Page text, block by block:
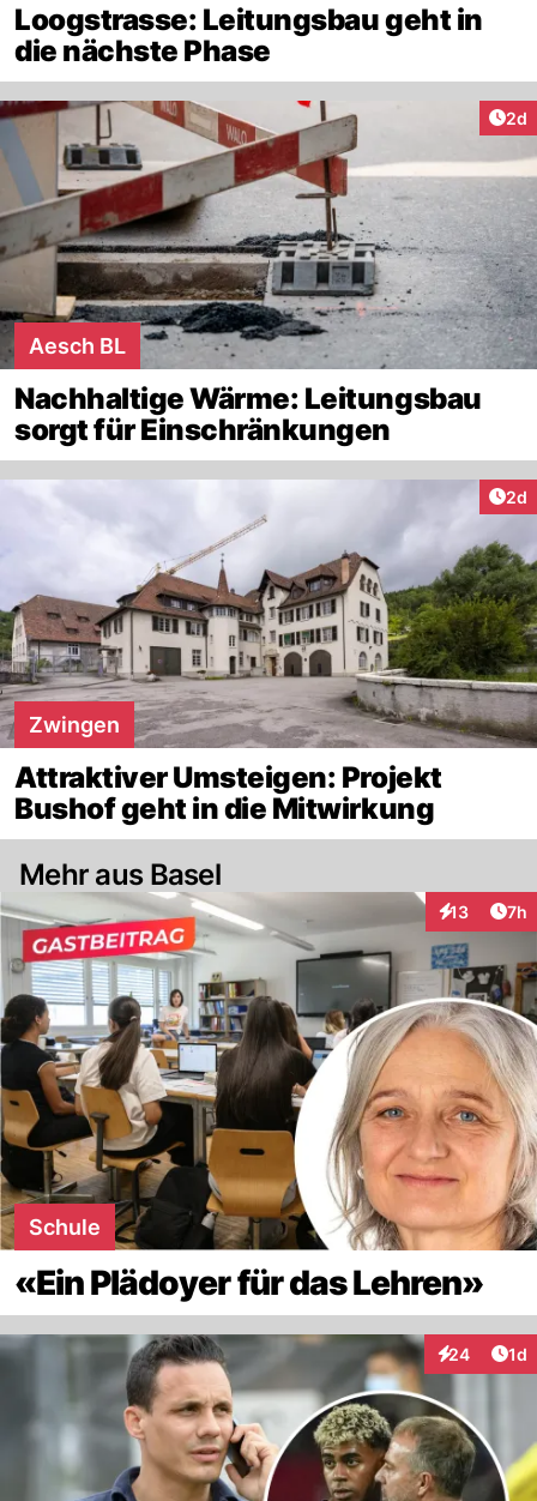
Loogstrasse: Leitungsbau geht in
die nächste Phase
2d
Aesch BL
Nachhaltige Wärme: Leitungsbau
sorgt für Einschränkungen
2d
Zwingen
Attraktiver Umsteigen: Projekt
Bushof geht in die Mitwirkung
Mehr aus Basel
13 7h
Schule
«Ein Plädoyer für das Lehren»
24
Interaktionen
1d